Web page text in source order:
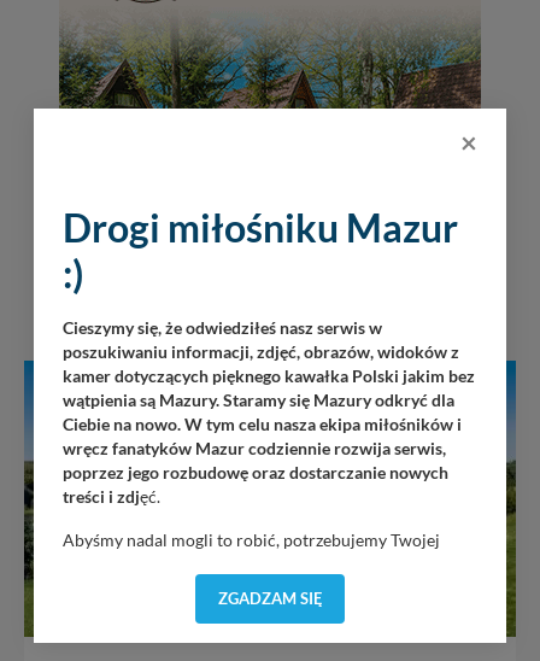
×
Drogi miłośniku Mazur
:)
Cieszymy się, że odwiedziłeś nasz serwis w
poszukiwaniu informacji, zdjęć, obrazów, widoków z
kamer dotyczących pięknego kawałka Polski jakim bez
wątpienia są Mazury. Staramy się Mazury odkryć dla
Ciebie na nowo. W tym celu nasza ekipa miłośników i
wręcz fanatyków Mazur codziennie rozwija serwis,
poprzez jego rozbudowę oraz dostarczanie nowych
treści i zdjęć.
Abyśmy nadal mogli to robić, potrzebujemy Twojej
dostosować do Twoich preferencji. Twoje dane (w tym
pliki cookies) będą zapisywane w celu usprawnienia
ZGADZAM SIĘ